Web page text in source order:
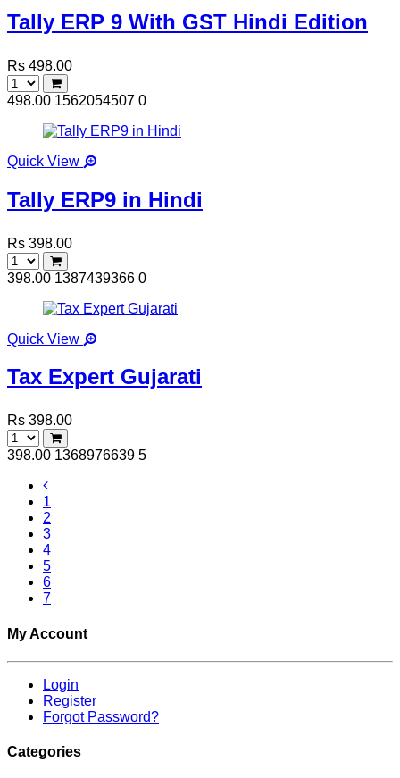
Tally ERP 9 With GST Hindi Edition
Rs 498.00
498.00 1562054507 0
Quick View
Tally ERP9 in Hindi
Rs 398.00
398.00 1387439366 0
Quick View
Tax Expert Gujarati
Rs 398.00
398.00 1368976639 5
1
2
3
4
5
6
7
My Account
Login
Register
Forgot Password?
Categories